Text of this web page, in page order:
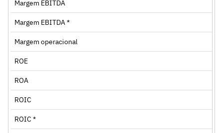
Margem EBITDA
Margem EBITDA *
Margem operacional
ROE
ROA
ROIC
ROIC *